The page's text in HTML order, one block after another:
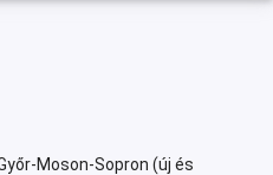
Moson-Sopron (új és